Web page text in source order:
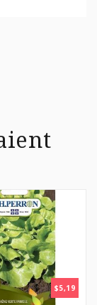
$5,19